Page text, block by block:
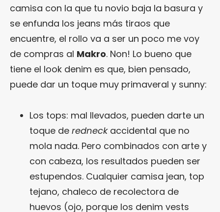
camisa con la que tu novio baja la basura y
se enfunda los jeans más tiraos que
encuentre, el rollo va a ser un poco me voy
de compras al Makro. Non! Lo bueno que
tiene el look denim es que, bien pensado,
puede dar un toque muy primaveral y sunny:
Los tops: mal llevados, pueden darte un
toque de redneckaccidental que no
mola nada. Pero combinados con arte y
con cabeza, los resultados pueden ser
estupendos. Cualquier camisa jean, top
tejano, chaleco de recolectora de
huevos (ojo, porque los denim vests